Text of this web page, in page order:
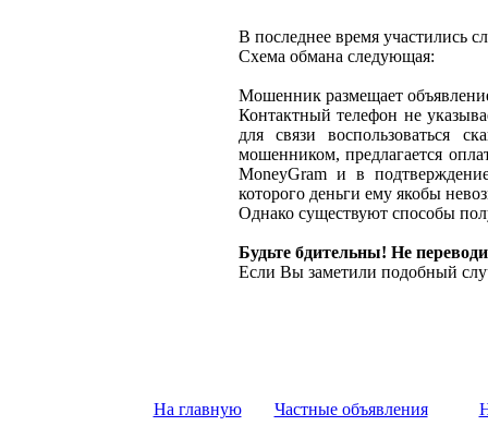
В последнее время участились
Схема обмана следующая:
Мошенник размещает
Контактный телефон не
для связи воспользоваться
мошенником, предлагается
MoneyGram и в
которого деньги ему якобы
Однако существуют способы
Будьте бдительны! Не
Если Вы заметили подобный
На главную Частные объявления